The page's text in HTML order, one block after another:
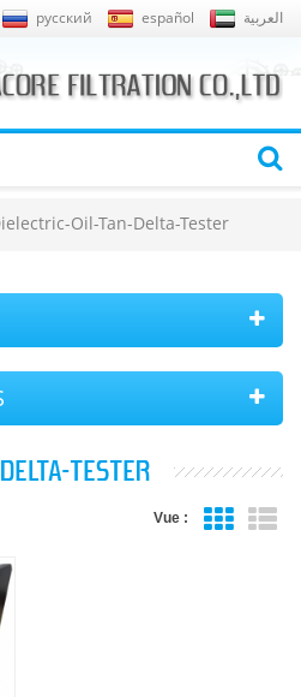
русский español العربية
Oil-Tan-Delta-Tester
TESTER
Vue :